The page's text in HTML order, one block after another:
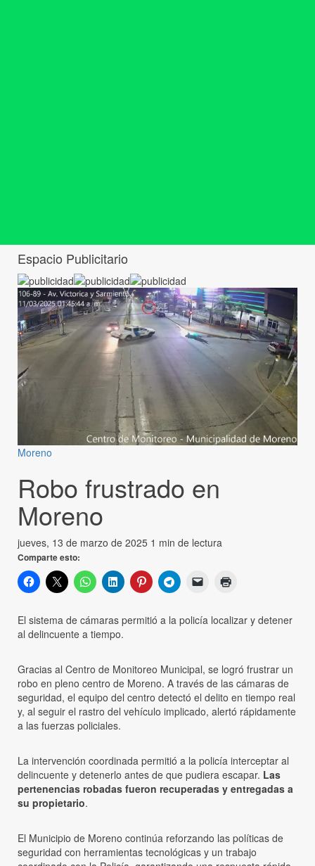
Espacio Publicitario
Moreno
Robo frustrado en
Moreno
jueves, 13 de marzo de 2025 1 min de lectura
Comparte esto:
El sistema de cámaras permitió a la policía localizar y detener
al delincuente a tiempo.
Gracias al Centro de Monitoreo Municipal, se logró frustrar un
robo en pleno centro de Moreno. A través de las cámaras de
seguridad, el equipo del centro detectó el delito en tiempo real
y, al seguir el rastro del vehículo implicado, alertó rápidamente
a las fuerzas policiales.
La intervención coordinada permitió a la policía interceptar al
delincuente y detenerlo antes de que pudiera escapar. Las
pertenencias robadas fueron recuperadas y entregadas a
su propietario.
El Municipio de Moreno continúa reforzando las políticas de
seguridad con herramientas tecnológicas y un trabajo